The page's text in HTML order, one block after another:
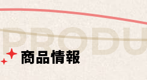
商品情報